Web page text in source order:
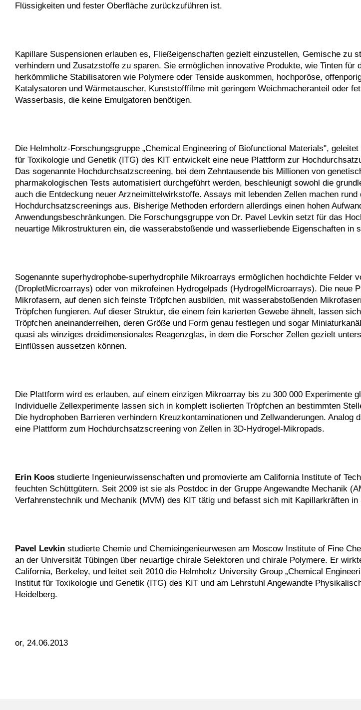
Flüssigkeiten und fester Oberfläche zurückzuführen ist.
Kapillare Suspensionen erlauben es, Fließeigenschaften gezielt einzustellen, Gemische zu
verhindern und Zusatzstoffe zu sparen. Sie ermöglichen innovative Produkte, wie Tinten für
herkömmliche Stabilisatoren wie Polymere oder Tenside auskommen, hochporöse,
Katalysatoren und Wärmetauscher, Kunststofffilme mit geringem Weichmacheranteil oder
Wasserbasis, die keine Emulgatoren benötigen.
Die Helmholtz-Forschungsgruppe „Chemical Engineering of Biofunctional Materials",
für Toxikologie und Genetik (ITG) des KIT entwickelt eine neue Plattform zur
Das sogenannte Hochdurchsatzscreening, bei dem Zehntausende bis Millionen von
pharmakologischen Tests automatisiert durchgeführt werden, beschleunigt sowohl die
auch die Entdeckung neuer Arzneimittelwirkstoffe. Assays mit lebenden Zellen machen rund
Hochdurchsatzscreenings aus. Bisherige Methoden erfordern allerdings einen hohen
Anwendungsbeschränkungen. Die Forschungsgruppe von Dr. Pavel Levkin setzt für das
neuartige Mikrostrukturen ein, die wasserabstoßende und wasserliebende Eigenschaften in
Sogenannte superhydrophobe-superhydrophile Mikroarrays ermöglichen hochdichte Felder
(DropletMicroarrays) oder von mikrofeinen Hydrogelpads (HydrogelMicroarrays). Die neue
Mikrofasern, auf denen sich feinste Tröpfchen ausbilden, mit wasserabstoßenden
Tröpfchen fungieren. Auf dieser Struktur, die einem fein karierten Gewebe ähnelt, lassen
Tröpfchen aneinanderreihen, deren Größe und Form genau festlegen und sogar
quasi als winziges dreidimensionales Reagenzglas, in dem die Forscher Zellen gezielt
Einflüssen aussetzen können.
Die Plattform wird es erlauben, auf einem einzigen Mikroarray bis zu 300 000 Experimente
Individuelle Zellexperimente lassen sich in komplett isolierten Tröpfchen an bestimmten
Die hydrophoben Barrieren verhindern Kreuzkontaminationen und Zellwanderungen. Analog
eine Plattform zum Hochdurchsatzscreening von Zellen in 3D-Hydrogel-Mikropads.
Erin Koosstudierte Ingenieurwissenschaften und promovierte am California Institute of
feuchten Schüttgütern. Seit 2009 ist sie als Postdoc in der Gruppe Angewandte Mechanik
Verfahrenstechnik und Mechanik (MVM) des KIT tätig und befasst sich mit Kapillarkräften in
Pavel Levkinstudierte Chemie und Chemieingenieurwesen am Moscow Institute of Fine
an der Universität Tübingen über neuartige chirale Selektoren und chirale Polymere. Er
California, Berkeley, und leitet seit 2010 die Helmholtz University Group „Chemical
Institut für Toxikologie und Genetik (ITG) des KIT und am Lehrstuhl Angewandte
Heidelberg.
or, 24.06.2013